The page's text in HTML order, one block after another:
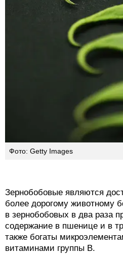
Фото: Getty Images
Зернобобовые являются
более дорогому животному
в зернобобовых в два раза
содержание в пшенице и в
также богаты
витаминами группы B.